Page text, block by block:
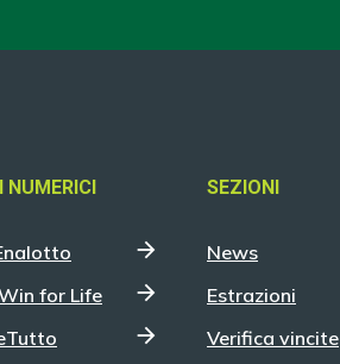
NUMERICI
for Life
SEZIONI
News
Estrazioni
Verifica vincite